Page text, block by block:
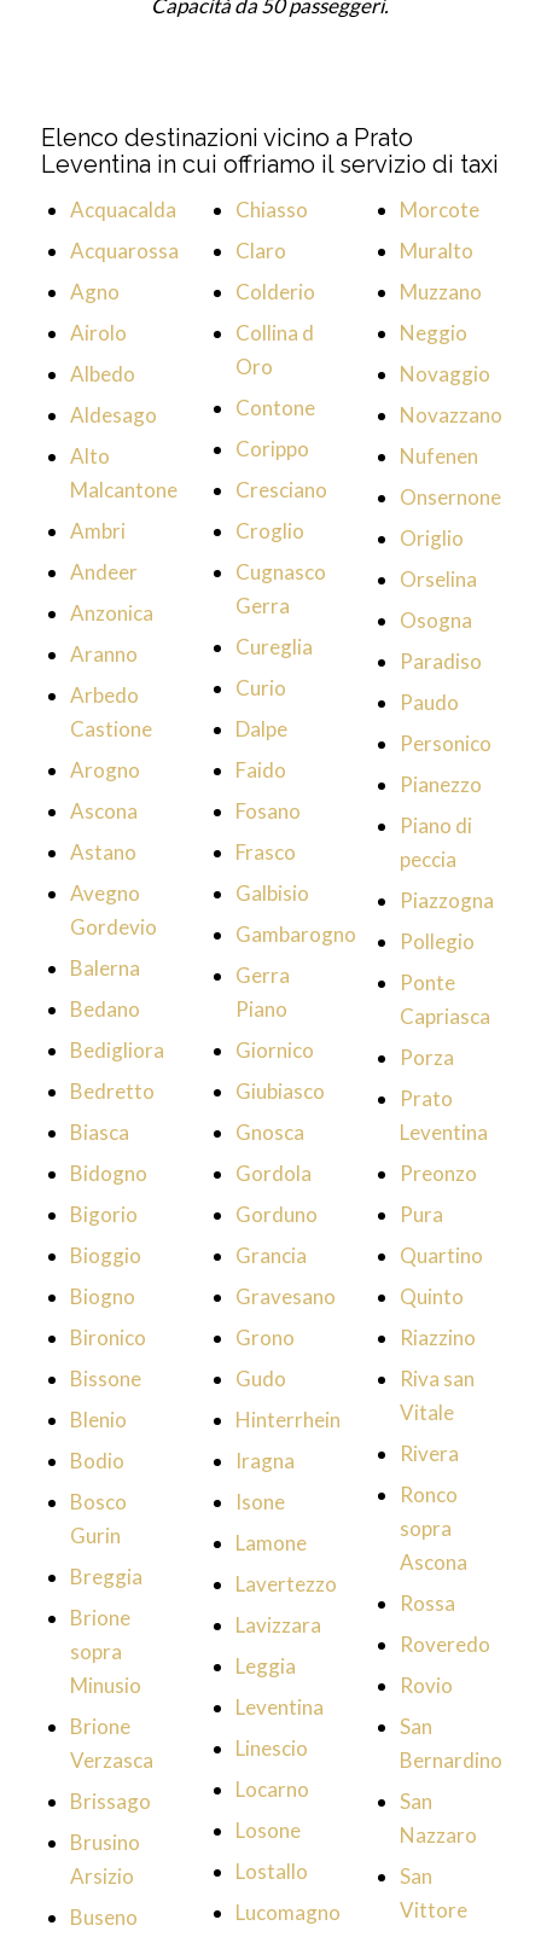
Capacità da 50 passeggeri.
Elenco destinazioni vicino a Prato
Leventina in cui offriamo il servizio di taxi
Acquacalda
Acquarossa
Agno
Airolo
Albedo
Aldesago
Alto
Malcantone
Ambri
Andeer
Anzonica
Aranno
Arbedo
Castione
Arogno
Ascona
Astano
Avegno
Gordevio
Balerna
Bedano
Bedigliora
Bedretto
Biasca
Bidogno
Bigorio
Bioggio
Biogno
Bironico
Bissone
Blenio
Bodio
Bosco
Gurin
Breggia
Brione
sopra
Minusio
Brione
Verzasca
Brissago
Brusino
Arsizio
Buseno
Chiasso
Claro
Colderio
Collina d
Oro
Contone
Corippo
Cresciano
Croglio
Cugnasco
Gerra
Cureglia
Curio
Dalpe
Faido
Fosano
Frasco
Galbisio
Gambarogno
Gerra
Piano
Giornico
Giubiasco
Gnosca
Gordola
Gorduno
Grancia
Gravesano
Grono
Gudo
Hinterrhein
Iragna
Isone
Lamone
Lavertezzo
Lavizzara
Leggia
Leventina
Linescio
Locarno
Losone
Lostallo
Lucomagno
Morcote
Muralto
Muzzano
Neggio
Novaggio
Novazzano
Nufenen
Onsernone
Origlio
Orselina
Osogna
Paradiso
Paudo
Personico
Pianezzo
Piano di
peccia
Piazzogna
Pollegio
Ponte
Capriasca
Porza
Prato
Leventina
Preonzo
Pura
Quartino
Quinto
Riazzino
Riva san
Vitale
Rivera
Ronco
sopra
Ascona
Rossa
Roveredo
Rovio
San
Bernardino
San
Nazzaro
San
Vittore